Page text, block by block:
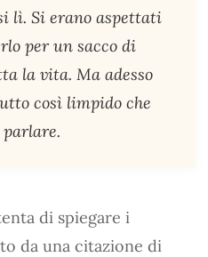
lì. Si erano aspettati
per un sacco di
la vita. Ma adesso
così limpido che
parlare.
di spiegare i
da una citazione di